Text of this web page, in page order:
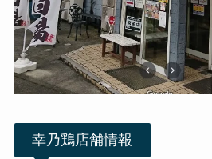
幸乃鶏店舗情報